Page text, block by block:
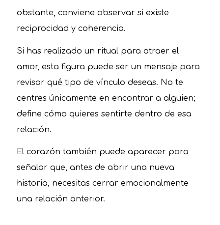
obstante, conviene observar si existe
reciprocidad y coherencia.
Si has realizado un ritual para atraer el
amor, esta figura puede ser un mensaje para
revisar qué tipo de vínculo deseas. No te
centres únicamente en encontrar a alguien;
define cómo quieres sentirte dentro de esa
relación.
El corazón también puede aparecer para
señalar que, antes de abrir una nueva
historia, necesitas cerrar emocionalmente
una relación anterior.